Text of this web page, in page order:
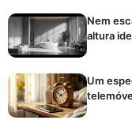
Nem
altura
Um